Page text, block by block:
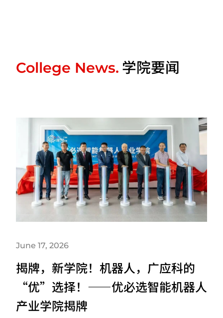
College News. 学院要闻
June 17, 2026
揭牌，新学院！机器人，广应科的
“优”选择！——优必选智能机器人
产业学院揭牌